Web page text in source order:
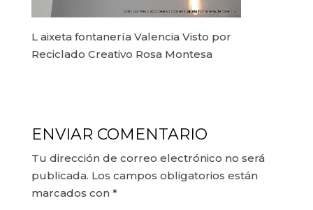
L aixeta fontanería Valencia Visto por
Reciclado Creativo Rosa Montesa
ENVIAR COMENTARIO
Tu dirección de correo electrónico no será
publicada. Los campos obligatorios están
marcados con *